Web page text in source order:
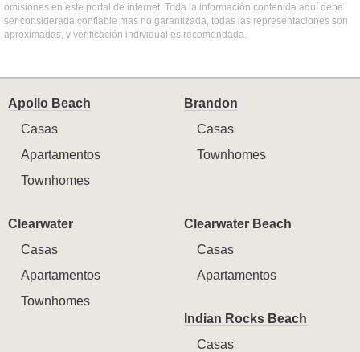
omisiones en este portal de internet. Toda la información contenida aquí debe
ser considerada confiable mas no garantizada, todas las representaciones son
aproximadas, y verificación individual es recomendada.
Apollo Beach
Casas
Apartamentos
Townhomes
Brandon
Casas
Townhomes
Clearwater
Casas
Apartamentos
Townhomes
Clearwater Beach
Casas
Apartamentos
Indian Rocks Beach
Casas